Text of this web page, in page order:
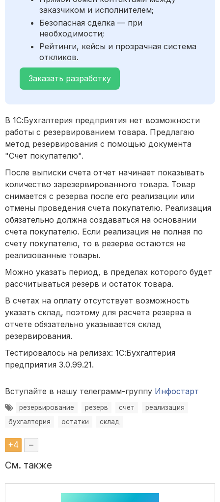
заказчиком и исполнителем;
Безопасная сделка — при
необходимости;
Рейтинги, кейсы и прозрачная система
откликов.
Заказать разработку
В 1С:Бухгалтерия предприятия нет возможности
работы с резервированием товара. Предлагаю
метод резервирования с помощью документа
"Счет покупателю".
После выписки счета отчет начинает показывать
количество зарезервированного товара. Товар
снимается с резерва после его реализации или
отмены проведения счета покупателю. Реализация
обязательно должна создаваться на основании
счета покупателю. Если реализация не полная по
счету покупателю, то в резерве остаются не
реализованные товары.
Можно указать период, в пределах которого будет
рассчитываться резерв и остаток товара.
В счетах на оплату отсутствует возможность
указать склад, поэтому для расчета резерва в
отчете обязательно указывается склад
резервирования.
Тестировалось на релизах: 1С:Бухгалтерия
предприятия 3.0.99.21.
Вступайте в нашу телеграмм-группу Инфостарт
резервирование резерв счет
реализация
бухгалтерия
остатки склад
+4 –
См. также